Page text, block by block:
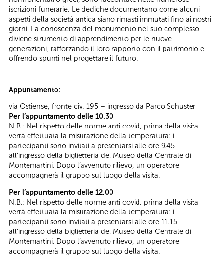
iscrizioni funerarie. Le dediche documentano come alcuni
aspetti della società antica siano rimasti immutati fino ai nostri
giorni. La conoscenza del monumento nel suo complesso
diviene strumento di apprendimento per le nuove
generazioni, rafforzando il loro rapporto con il patrimonio e
offrendo spunti nel progettare il futuro.
Appuntamento:
via Ostiense, fronte civ. 195 – ingresso da Parco Schuster
Per l’appuntamento delle 10.30
N.B.: Nel rispetto delle norme anti covid, prima della visita
verrà effettuata la misurazione della temperatura: i
partecipanti sono invitati a presentarsi alle ore 9.45
all’ingresso della biglietteria del Museo della Centrale di
Montemartini. Dopo l’avvenuto rilievo, un operatore
accompagnerà il gruppo sul luogo della visita.
Per l’appuntamento delle 12.00
N.B.: Nel rispetto delle norme anti covid, prima della visita
verrà effettuata la misurazione della temperatura: i
partecipanti sono invitati a presentarsi alle ore 11.15
all’ingresso della biglietteria del Museo della Centrale di
Montemartini. Dopo l’avvenuto rilievo, un operatore
accompagnerà il gruppo sul luogo della visita.